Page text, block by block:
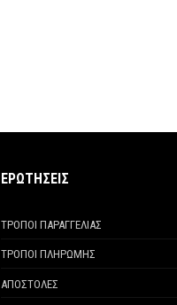
ΕΡΩΤΗΣΕΙΣ
ΤΡΟΠΟΙ ΠΑΡΑΓΓΕΛΙΑΣ
ΤΡΟΠΟΙ ΠΛΗΡΩΜΗΣ
ΑΠΟΣΤΟΛΕΣ